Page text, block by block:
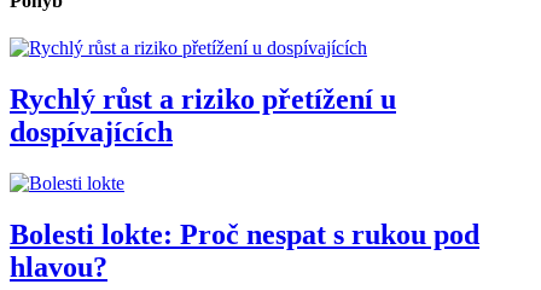
Rychlý růst a riziko přetížení u
dospívajících
Bolesti lokte: Proč nespat s rukou pod
hlavou?